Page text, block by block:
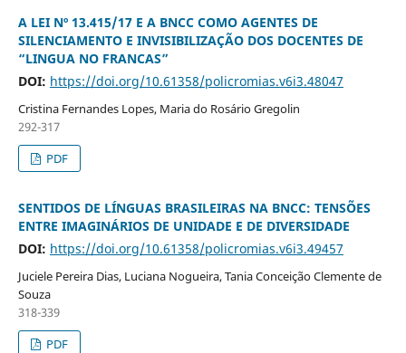
A LEI Nº 13.415/17 E A BNCC COMO AGENTES DE
SILENCIAMENTO E INVISIBILIZAÇÃO DOS DOCENTES DE
“LINGUA NO FRANCAS”
DOI: https://doi.org/10.61358/policromias.v6i3.48047
Cristina Fernandes Lopes, Maria do Rosário Gregolin
292-317
PDF
SENTIDOS DE LÍNGUAS BRASILEIRAS NA BNCC: TENSÕES
ENTRE IMAGINÁRIOS DE UNIDADE E DE DIVERSIDADE
DOI: https://doi.org/10.61358/policromias.v6i3.49457
Juciele Pereira Dias, Luciana Nogueira, Tania Conceição Clemente de
Souza
318-339
PDF